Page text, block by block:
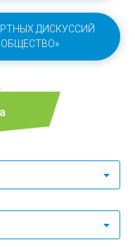
ДИСКУССИЙ
ОБЩЕСТВО»